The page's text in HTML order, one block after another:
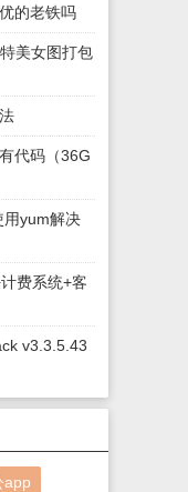
的老铁吗
美女图打包
代码（36G
用yum解决
费系统+客
v3.3.5.43
app